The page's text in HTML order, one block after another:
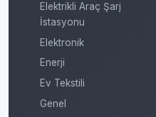
Elektrikli Araç Şarj
İstasyonu
Elektronik
Enerji
Ev Tekstili
Genel